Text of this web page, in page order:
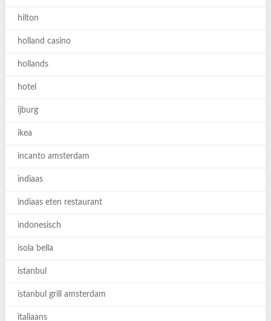
hilton
holland casino
hollands
hotel
ijburg
ikea
incanto amsterdam
indiaas
indiaas eten restaurant
indonesisch
isola bella
istanbul
istanbul grill amsterdam
italiaans